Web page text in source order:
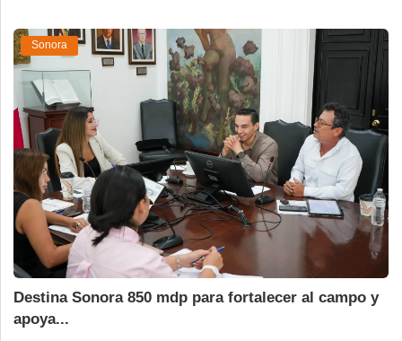
Sonora
Destina Sonora 850 mdp para fortalecer al campo y
apoya...